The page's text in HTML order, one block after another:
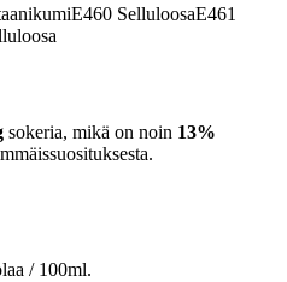
E460 SelluloosaE461
sokeria, mikä on noin 13%
/ 100ml.